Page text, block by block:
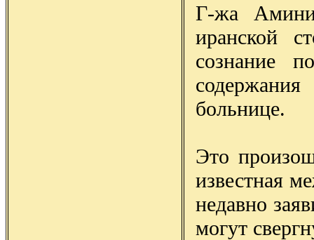
Г-жа Амини
иранской
сознание
больнице.
Это
известная
недавно
могут